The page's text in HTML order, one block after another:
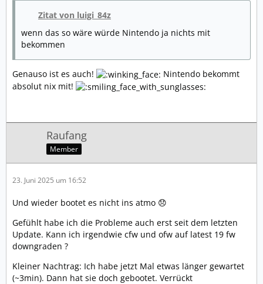
Zitat von luigi_84z
wenn das so wäre würde Nintendo ja nichts mit
bekommen
Genauso ist es auch!
Nintendo bekommt
absolut nix mit!
Raufang
Member
23. Juni 2025 um 16:52
Und wieder bootet es nicht ins atmo 😞
Gefühlt habe ich die Probleme auch erst seit dem letzten
Update. Kann ich irgendwie cfw und ofw auf latest 19 fw
downgraden ?
Kleiner Nachtrag: Ich habe jetzt Mal etwas länger gewartet
(~3min). Dann hat sie doch gebootet. Verrückt